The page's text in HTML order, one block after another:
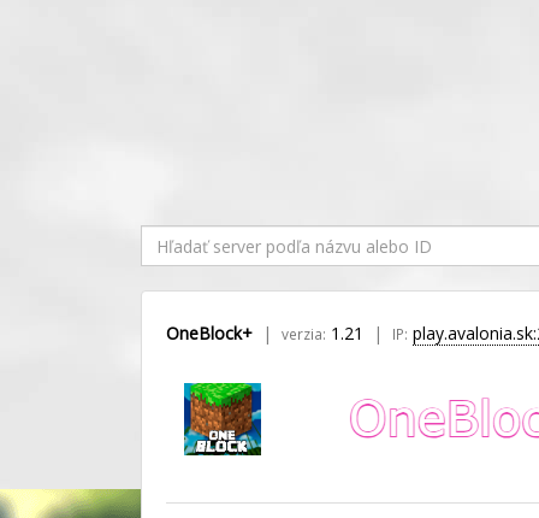
OneBlock+ verzia: 1.21 IP: